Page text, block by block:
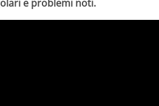
e problemi noti.